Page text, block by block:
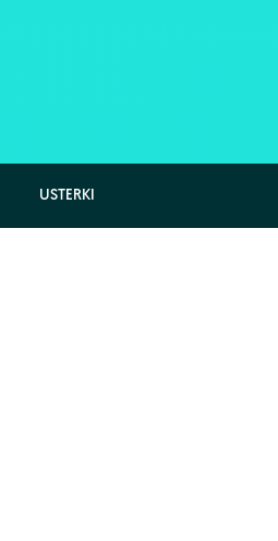
USTERKI